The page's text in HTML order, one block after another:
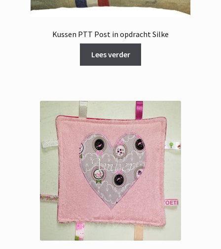
Kussen PTT Post in opdracht Silke
Lees verder